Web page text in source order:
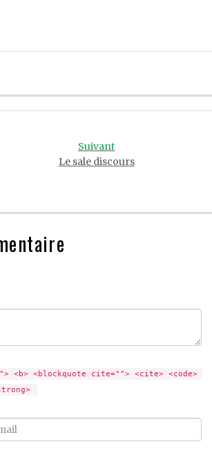
Suivant
Le sale discours
<blockquote cite=""> <cite> <code>